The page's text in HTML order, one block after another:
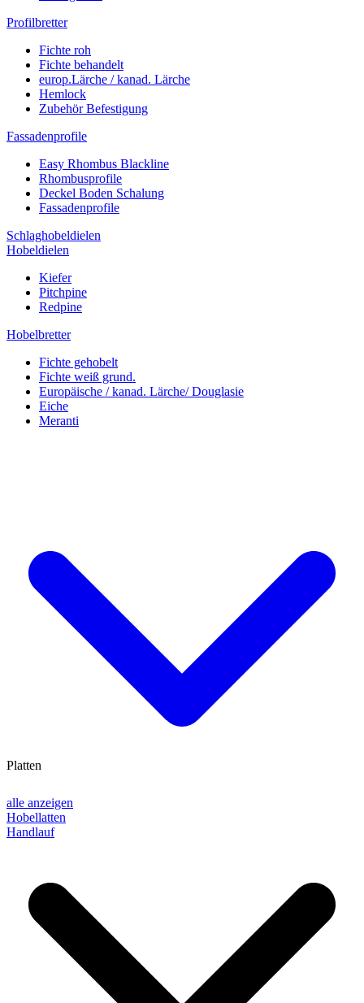
Profilbretter
Fichte roh
Fichte behandelt
europ.Lärche / kanad. Lärche
Hemlock
Zubehör Befestigung
Fassadenprofile
Easy Rhombus Blackline
Rhombusprofile
Deckel Boden Schalung
Fassadenprofile
Schlaghobeldielen
Hobeldielen
Kiefer
Pitchpine
Redpine
Hobelbretter
Fichte gehobelt
Fichte weiß grund.
Europäische / kanad. Lärche/ Douglasie
Eiche
Meranti
alle anzeigen
Hobellatten
Handlauf
Platten